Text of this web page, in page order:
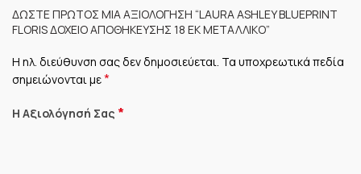
ΔΏΣΤΕ ΠΡΏΤΟΣ ΜΊΑ ΑΞΙΟΛΌΓΗΣΗ “LAURA ASHLEY BLUEPRINT
FLORIS ΔΟΧΕΊΟ ΑΠΟΘΉΚΕΥΣΗΣ 18 ΕΚ ΜΕΤΑΛΛΙΚΌ”
Η ηλ. διεύθυνση σας δεν δημοσιεύεται. Τα υποχρεωτικά πεδία
σημειώνονται με*
Η Αξιολόγησή Σας *